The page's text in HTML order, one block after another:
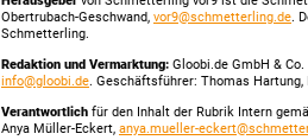
Obertrubach-Geschwand, vor9@schmetterling.de.
Schmetterling.
Redaktion und Vermarktung: Gloobi.de GmbH &
info@gloobi.de. Geschäftsführer: Thomas
Verantwortlich für den Inhalt der Rubrik Intern
Anya Müller-Eckert, anya.mueller-